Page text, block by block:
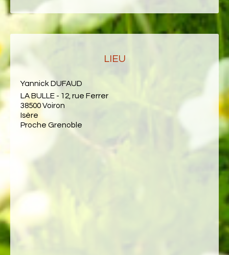
LIEU
Yannick DUFAUD
LA BULLE - 12, rue Ferrer
38500 Voiron
Isère
Proche Grenoble